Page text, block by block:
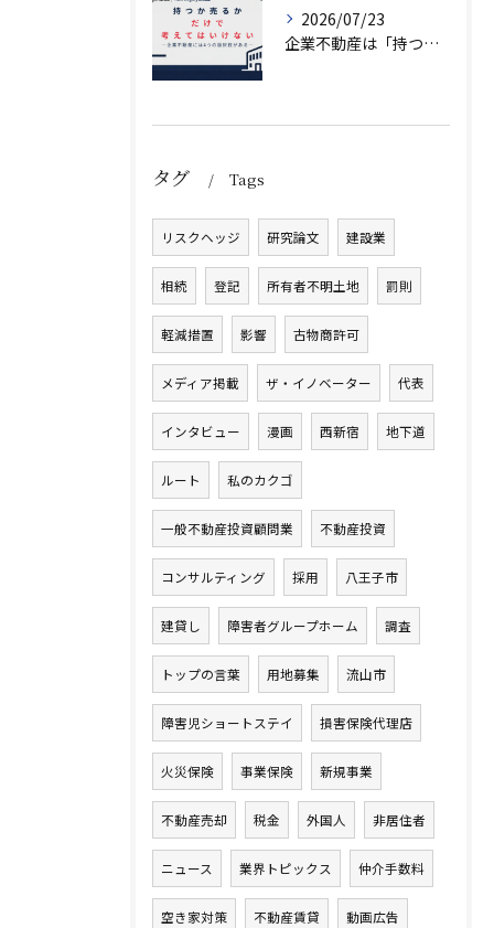
2026/07/23
企業不動産は「持つか売るか」だけではない｜CRE戦略で考える4つの意思決定
タグ Tags
リスクヘッジ 研究論文 建設業
相続 登記 所有者不明土地 罰則
軽減措置 影響 古物商許可
メディア掲載 ザ・イノベーター 代表
インタビュー 漫画 西新宿 地下道
ルート 私のカクゴ
一般不動産投資顧問業 不動産投資
コンサルティング 採用 八王子市
建貸し 障害者グループホーム 調査
トップの言葉 用地募集 流山市
障害児ショートステイ 損害保険代理店
火災保険 事業保険 新規事業
不動産売却 税金 外国人 非居住者
ニュース 業界トピックス 仲介手数料
空き家対策 不動産賃貸 動画広告